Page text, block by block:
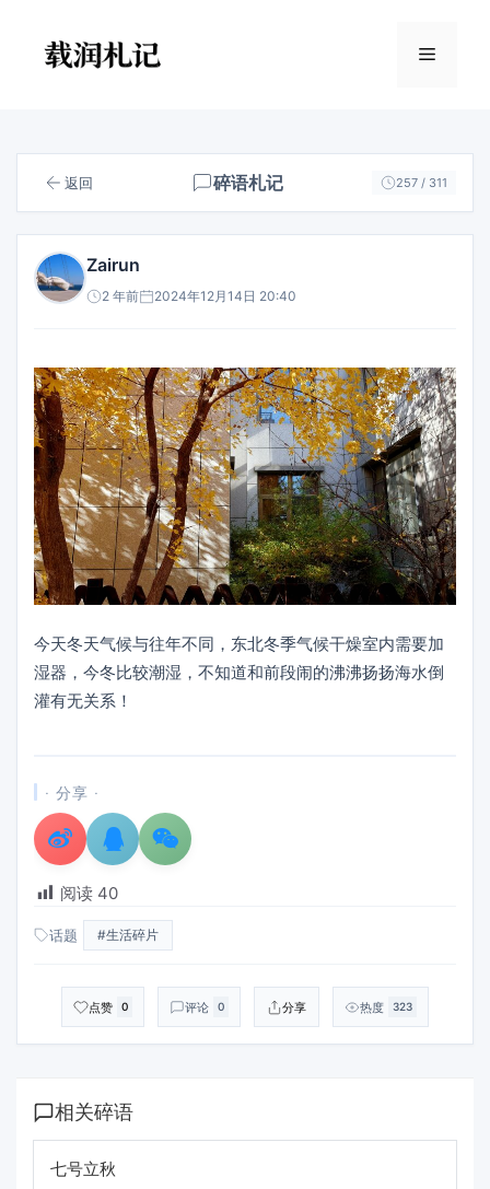
菜
返回 碎语札记 257 / 311
Zairun
2 年前 2024年12月14日 20:40
今天冬天气候与往年不同，东北冬季气候干燥室内需要加
湿器，今冬比较潮湿，不知道和前段闹的沸沸扬扬海水倒
灌有无关系！
· 分享 ·
阅读 40
话题 #生活碎片
点赞 0 评论 0 分享 热度 323
相关碎语
七号立秋